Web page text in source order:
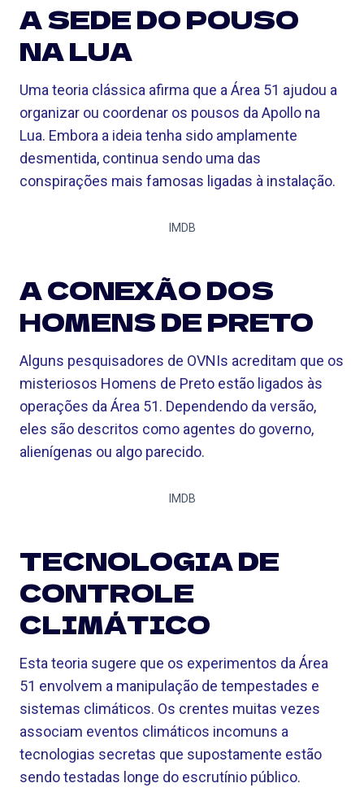
A SEDE DO POUSO
NA LUA
Uma teoria clássica afirma que a Área 51 ajudou a
organizar ou coordenar os pousos da Apollo na
Lua. Embora a ideia tenha sido amplamente
desmentida, continua sendo uma das
conspirações mais famosas ligadas à instalação.
IMDB
A CONEXÃO DOS
HOMENS DE PRETO
Alguns pesquisadores de OVNIs acreditam que os
misteriosos Homens de Preto estão ligados às
operações da Área 51. Dependendo da versão,
eles são descritos como agentes do governo,
alienígenas ou algo parecido.
IMDB
TECNOLOGIA DE
CONTROLE
CLIMÁTICO
Esta teoria sugere que os experimentos da Área
51 envolvem a manipulação de tempestades e
sistemas climáticos. Os crentes muitas vezes
associam eventos climáticos incomuns a
tecnologias secretas que supostamente estão
sendo testadas longe do escrutínio público.